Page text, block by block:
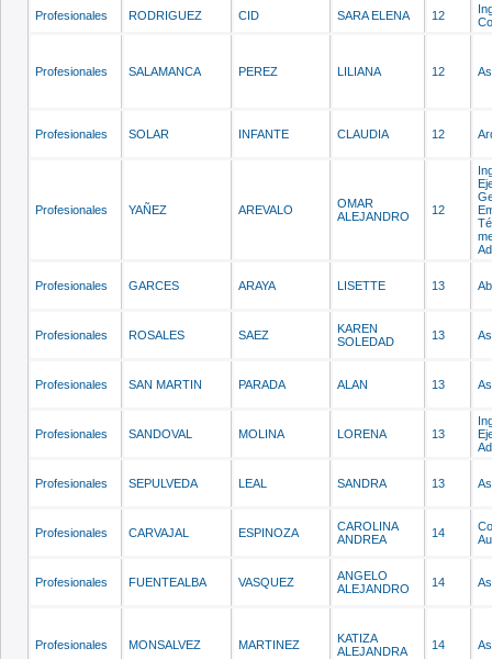
Profesionales RODRIGUEZ CID SARA ELENA 12
Profesionales SALAMANCA PEREZ LILIANA 12
Profesionales SOLAR INFANTE CLAUDIA 12
Profesionales YAÑEZ AREVALO
OMAR
ALEJANDRO
12
Profesionales GARCES ARAYA LISETTE 13
Profesionales ROSALES SAEZ
KAREN
SOLEDAD
13
Profesionales SAN MARTIN PARADA ALAN 13
Profesionales SANDOVAL MOLINA LORENA 13
Profesionales SEPULVEDA LEAL SANDRA 13
Profesionales CARVAJAL ESPINOZA
CAROLINA
ANDREA
14
Profesionales FUENTEALBA VASQUEZ
ANGELO
ALEJANDRO
14
Profesionales MONSALVEZ MARTINEZ
KATIZA
ALEJANDRA
14